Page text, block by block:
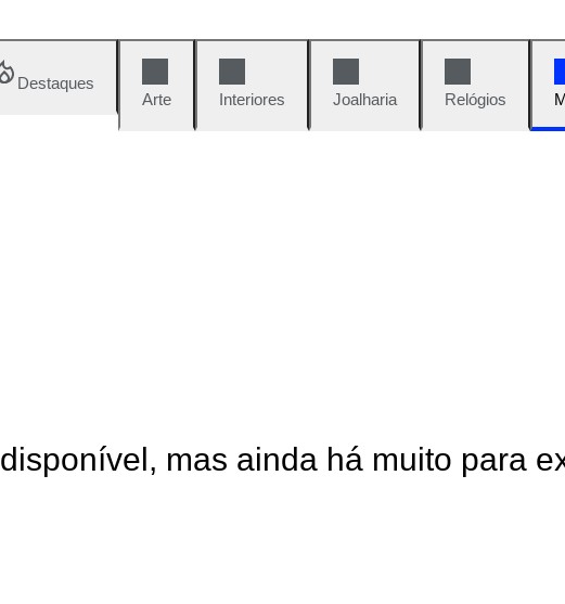
Destaques
Arte
Interiores Joalharia Relógios
mas ainda há muito para